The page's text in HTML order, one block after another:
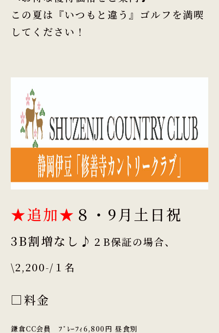
この夏は『いつもと違う』ゴルフを満喫
してください！
★追加★ ８・9月土日祝
3B割増なし♪ ２B保証の場合、
\2,200-/１名
□料金
鎌倉CC会員 ﾌﾟﾚｰﾌｨ6,800円 昼食別